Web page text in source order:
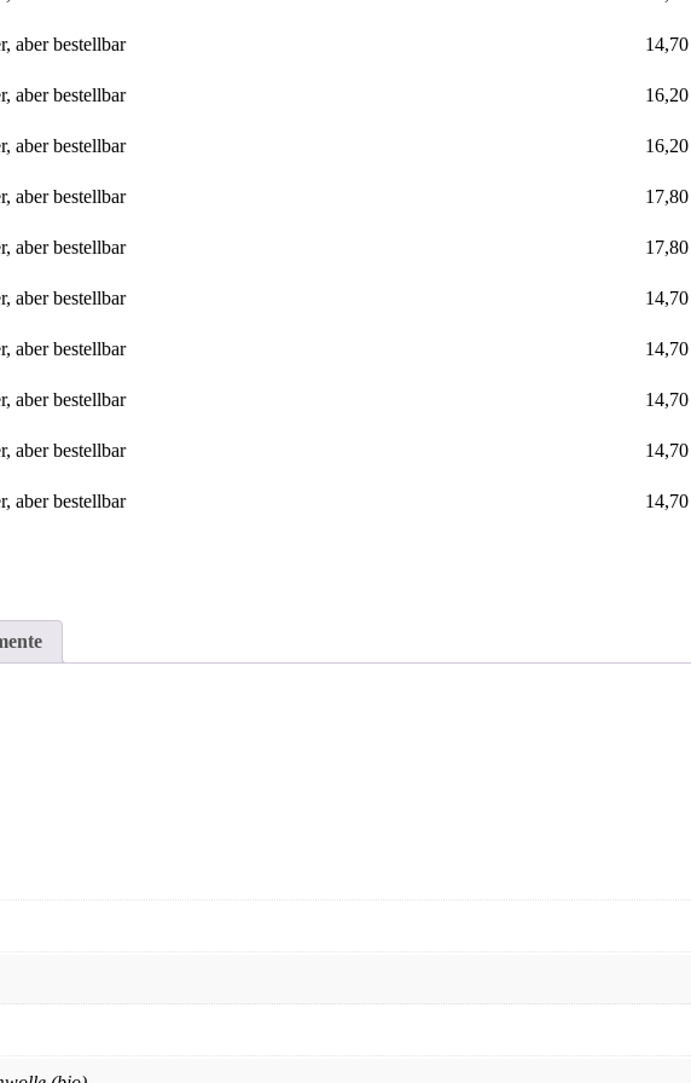
aber bestellbar 14,70
aber bestellbar 16,20
aber bestellbar 16,20
aber bestellbar 17,80
aber bestellbar 17,80
aber bestellbar 14,70
aber bestellbar 14,70
aber bestellbar 14,70
aber bestellbar 14,70
aber bestellbar 14,70